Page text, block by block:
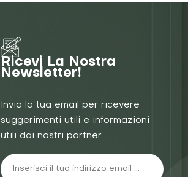
Ricevi La Nostra
Newsletter!
Invia la tua email per ricevere
suggerimenti utili e informazioni
utili dai nostri partner.